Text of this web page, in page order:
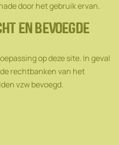
door het gebruik ervan.
en bevoegde
op deze site. In geval
rechtbanken van het
vzw bevoegd.